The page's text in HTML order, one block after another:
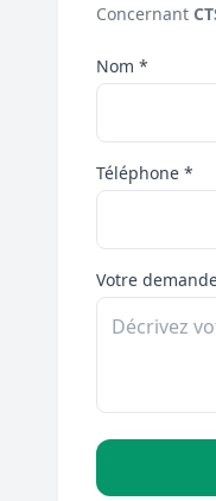
Concernant
Nom *
Téléphone *
Votre